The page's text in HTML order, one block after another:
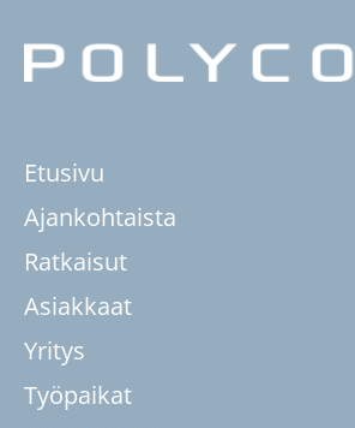
Etusivu
Ajankohtaista
Ratkaisut
Asiakkaat
Yritys
Työpaikat